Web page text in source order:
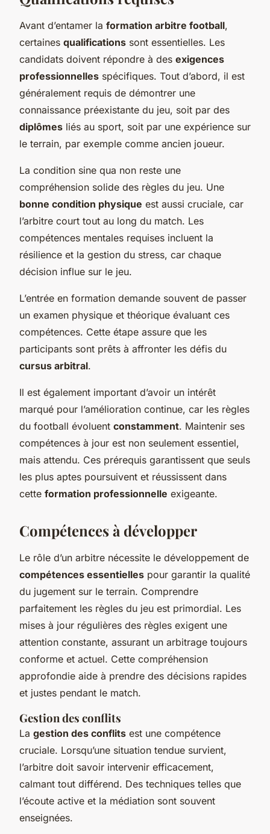
Avant d’entamer la formation arbitre football,
certaines qualifications sont essentielles. Les
candidats doivent répondre à des exigences
professionnelles spécifiques. Tout d’abord, il est
généralement requis de démontrer une
connaissance préexistante du jeu, soit par des
diplômes liés au sport, soit par une expérience sur
le terrain, par exemple comme ancien joueur.
La condition sine qua non reste une
compréhension solide des règles du jeu. Une
bonne condition physique est aussi cruciale, car
l’arbitre court tout au long du match. Les
compétences mentales requises incluent la
résilience et la gestion du stress, car chaque
décision influe sur le jeu.
L’entrée en formation demande souvent de passer
un examen physique et théorique évaluant ces
compétences. Cette étape assure que les
participants sont prêts à affronter les défis du
cursus arbitral.
Il est également important d’avoir un intérêt
marqué pour l’amélioration continue, car les règles
du football évoluent constamment. Maintenir ses
compétences à jour est non seulement essentiel,
mais attendu. Ces prérequis garantissent que seuls
les plus aptes poursuivent et réussissent dans
cette formation professionnelle exigeante.
Compétences à développer
Le rôle d’un arbitre nécessite le développement de
compétences essentielles pour garantir la qualité
du jugement sur le terrain. Comprendre
parfaitement les règles du jeu est primordial. Les
mises à jour régulières des règles exigent une
attention constante, assurant un arbitrage toujours
conforme et actuel. Cette compréhension
approfondie aide à prendre des décisions rapides
et justes pendant le match.
Gestion des conflits
La gestion des conflits est une compétence
cruciale. Lorsqu’une situation tendue survient,
l’arbitre doit savoir intervenir efficacement,
calmant tout différend. Des techniques telles que
l’écoute active et la médiation sont souvent
enseignées.